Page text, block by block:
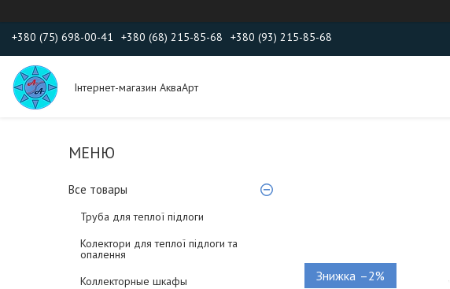
+380 (75) 698-00-41 +380 (68) 215-85-68 +380 (93) 215-85-68
Інтернет-магазин АкваАрт
Все товары
Труба для теплої підлоги
Колектори для теплої підлоги та
опалення
Коллекторные шкафы
–2%